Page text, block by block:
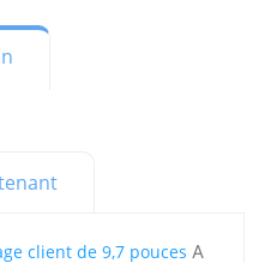
client de 9,7 pouces A